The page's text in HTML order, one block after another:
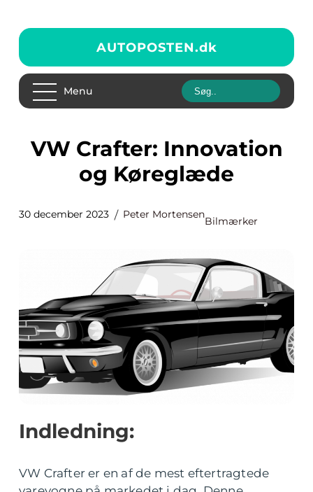
AUTOPOSTEN.dk
Menu
VW Crafter: Innovation
og Køreglæde
30 december 2023 Peter Mortensen
Bilmærker
Indledning:
VW Crafter er en af de mest eftertragtede